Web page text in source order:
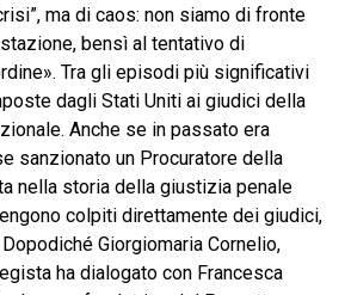
ma di caos: non siamo di fronte
bensì al tentativo di
Tra gli episodi più significativi
dagli Stati Uniti ai giudici della
Anche se in passato era
sanzionato un Procuratore della
nella storia della giustizia penale
colpiti direttamente dei giudici,
Giorgiomaria Cornelio,
ha dialogato con Francesca